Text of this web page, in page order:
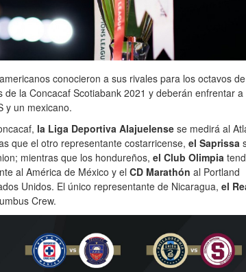
conocieron a sus rivales para los octavos
de la Concacaf Scotiabank 2021 y deberán enfrentar a
y un mexicano.
la Liga Deportiva Alajuelensese medirá al
que el otro representante costarricense, el Saprissa
mientras que los hondureños, el Club Olimpia
al América de México y el CD Marathón al Portland
Unidos. El único representante de Nicaragua, el
Crew.